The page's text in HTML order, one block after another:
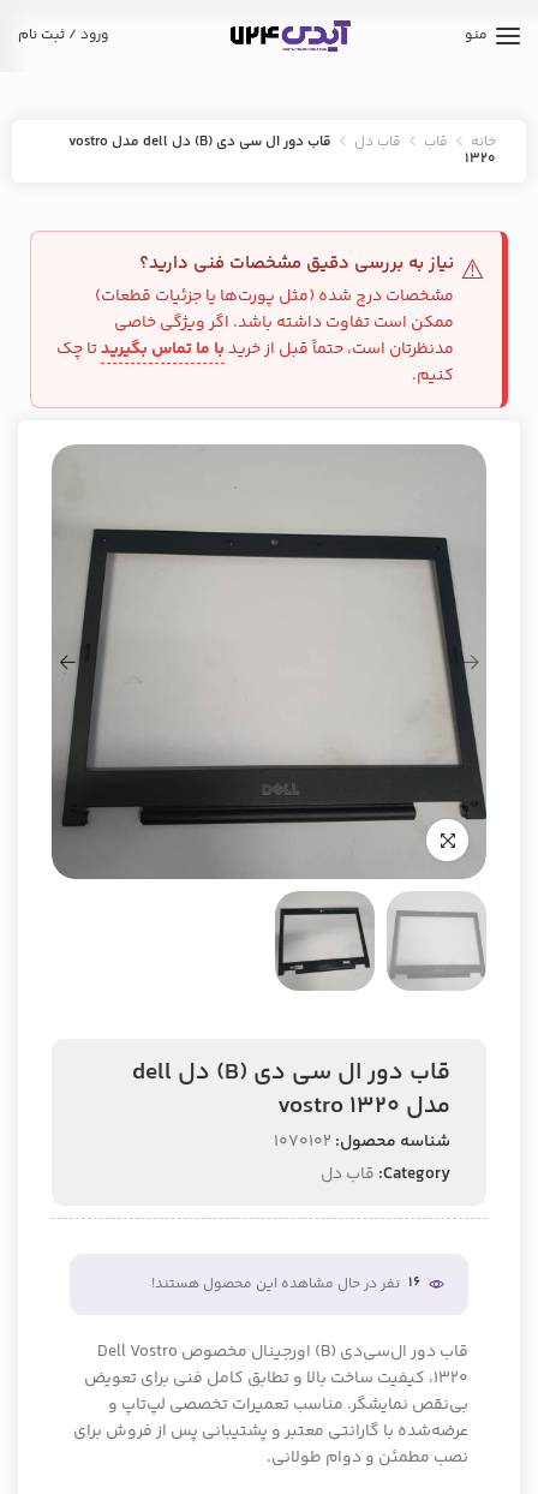
منو ورود / ثبت نام
خانه قاب قاب دل قاب دور ال سی دی (B) دل dell مدل vostro
1320
⚠️ نیاز به بررسی دقیق مشخصات فنی دارید؟
مشخصات درج شده (مثل پورت‌ها یا جزئیات قطعات)
ممکن است تفاوت داشته باشد. اگر ویژگی خاصی
مدنظرتان است، حتماً قبل از خریدبا ما تماس بگیریدتا چک
کنیم.
قاب دور ال سی دی (B) دل dell
مدل vostro 1320
شناسه محصول: 1070102
Category: قاب دل
16 نفر در حال مشاهده این محصول هستند!
قاب دور ال‌سی‌دی (B) اورجینال مخصوص Dell Vostro
1320، کیفیت ساخت بالا و تطابق کامل فنی برای تعویض
بی‌نقص نمایشگر. مناسب تعمیرات تخصصی لپ‌تاپ و
عرضه‌شده با گارانتی معتبر و پشتیبانی پس از فروش برای
نصب مطمئن و دوام طولانی.